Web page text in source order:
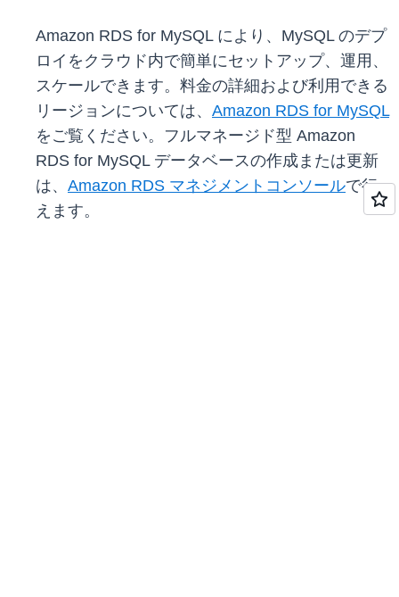
Amazon RDS for MySQL により、MySQL のデプ
ロイをクラウド内で簡単にセットアップ、運用、
スケールできます。料金の詳細および利用できる
リージョンについては、 Amazon RDS for MySQL
をご覧ください。フルマネージド型 Amazon
RDS for MySQL データベースの作成または更新
は、 Amazon RDS マネジメントコンソールで行
えます。